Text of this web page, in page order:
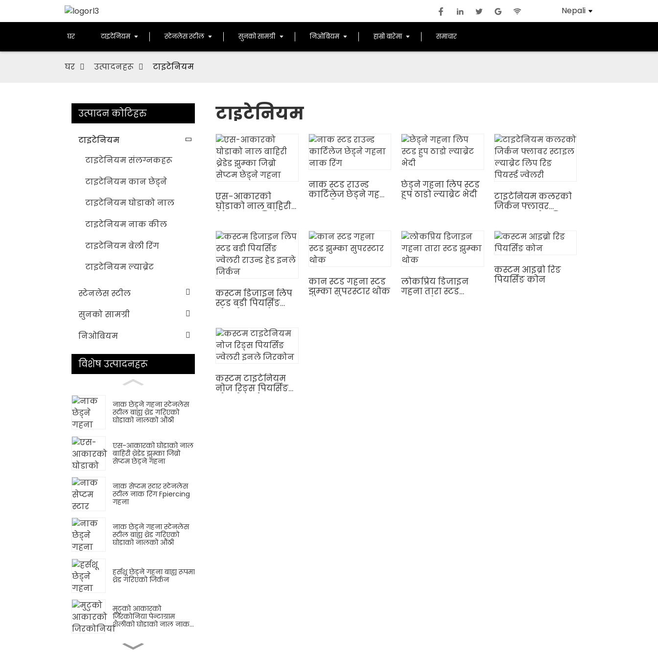
Nepali
घर टाइटेनियम स्टेनलेस स्टील सुनको सामग्री निओबियम हाम्रो बारेमा समाचार
घर उत्पादनहरू टाइटेनियम
उत्पादन कोटिहरु
टाइटेनियम
टाइटेनियम संलग्नकहरू
टाइटेनियम कान छेड्ने
टाइटेनियम घोडाको नाल
टाइटेनियम नाक कील
टाइटेनियम बेली रिंग
टाइटेनियम ल्याब्रेट
स्टेनलेस स्टील
सुनको सामग्री
निओबियम
विशेष उत्पादनहरू
नाक छेड्ने गहना स्टेनलेस
स्टील बाह्य थ्रेड गरिएको
घोडाको नालको औंठी
एस-आकारको घोडाको नाल
बाहिरी थ्रेडेड झुम्का जिब्रो
सेप्टम छेड्ने गहना
नाक सेप्टम स्टार स्टेनलेस
स्टील नाक रिंग Fpiercing
गहना
नाक छेड्ने गहना स्टेनलेस
स्टील बाह्य थ्रेड गरिएको
घोडाको नालको औंठी
हर्सशू छेड्ने गहना बाह्य रूपमा
थ्रेड गरिएको जिर्कन
मुटुको आकारको
जिरकोनिया पेन्टाग्राम
शैलीको घोडाको नाल नाक
हुप
टाइटेनियम
एस-आकारको
घोडाको नाल बाहिरी
नाक स्टड राउन्ड
कार्टिलेज छेड्ने गहना
छेड्ने गहना लिप स्टड
हुप ठाडो ल्याब्रेट भेदी
टाइटेनियम कलरको
जिर्कन फ्लावर
कस्टम डिजाइन लिप
स्टड बडी पियर्सिङ
कान स्टड गहना स्टड
झुम्का सुपरस्टार थोक
लोकप्रिय डिजाइन
गहना तारा स्टड
कस्टम आइब्रो रिङ
पियर्सिङ कोन
कस्टम टाइटेनियम
नोज रिङ्स पियर्सिङ